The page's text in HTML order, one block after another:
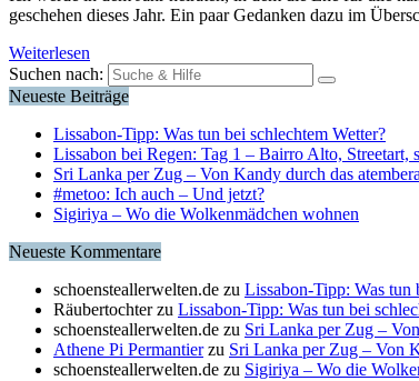
geschehen dieses Jahr. Ein paar Gedanken dazu im
Weiterlesen
Suchen nach:
Neueste Beiträge
Lissabon-Tipp: Was tun bei schlechtem Wetter?
Lissabon bei Regen: Tag 1 – Bairro Alto, Streetart,
Sri Lanka per Zug – Von Kandy durch das
#metoo: Ich auch – Und jetzt?
Sigiriya – Wo die Wolkenmädchen wohnen
Neueste Kommentare
schoensteallerwelten.de zu Lissabon-Tipp: Was tun
Räubertochterzu Lissabon-Tipp: Was tun bei
schoensteallerwelten.de zu Sri Lanka per Zug –
Athene Pi Permantierzu Sri Lanka per Zug – Von
schoensteallerwelten.de zu Sigiriya – Wo die